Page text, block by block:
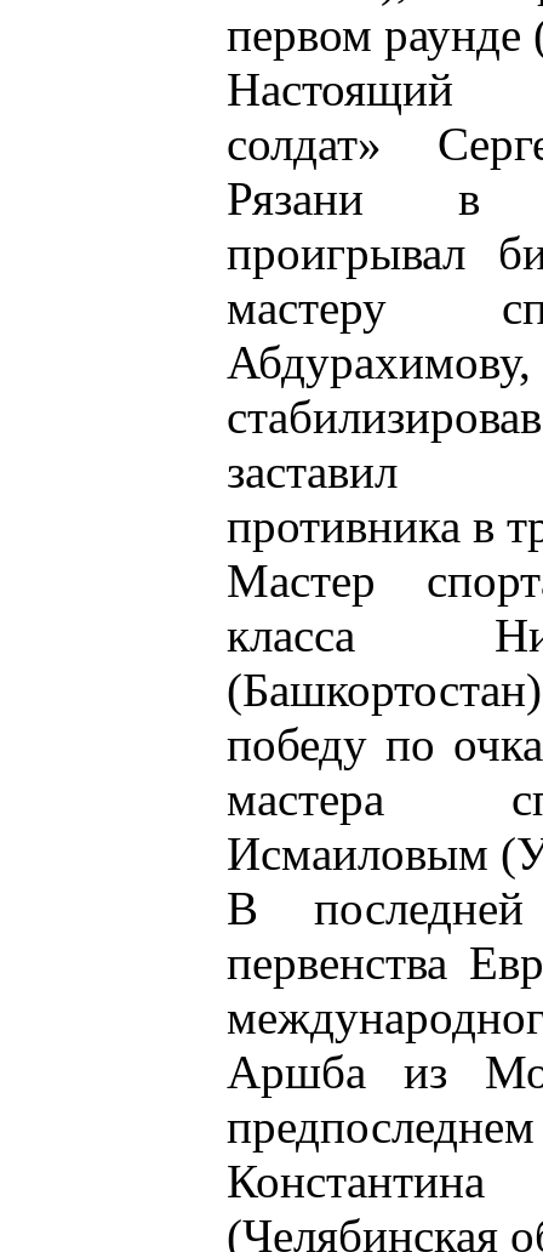
первом раунде
Настоящий
солдат»
Рязани в
проигрывал
мастеру
заставил
противника в
Мастер
класса
победу по
мастера
Исмаиловым
В последней
первенства
Аршба из
(Челябинская